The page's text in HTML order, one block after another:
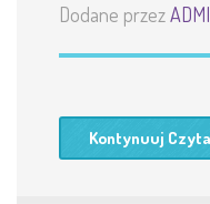
Dodane przez
Kontynuuj